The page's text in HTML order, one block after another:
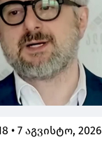
• 7 აგვისტო, 2026